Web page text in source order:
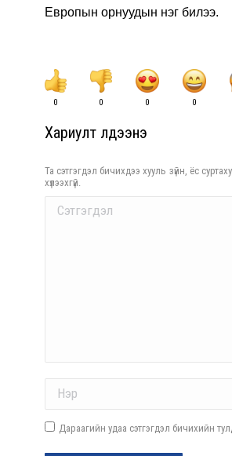
Европын орнуудын нэг билээ.
0 0 0 0
Хариулт үлдээнэ үү
Та сэтгэгдэл бичихдээ хууль зүйн, ёс
хүлээхгүй.
Comment
Дараагийн удаа сэтгэгдэл бичихийн